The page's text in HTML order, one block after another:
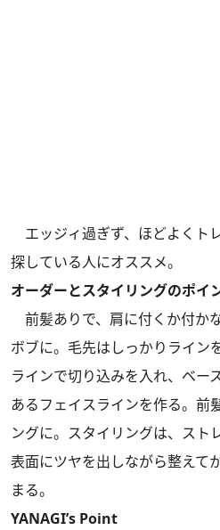
エッジィ過ぎず、ほどよくト
探している人にオススメ。
オーダーとスタイリングのポイ
前髪ありで、肩に付くか付か
ボブに。毛先はしっかりライン
ラインで切り込みを入れ、ベー
あるフェイスラインを作る。前
ングに。スタイリングは、スト
表面にツヤを出しながら整えて
まる。
YANAGI’s Point